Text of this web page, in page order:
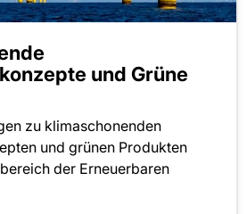
und Grüne
zu klimaschonenden
und grünen Produkten
der Erneuerbaren